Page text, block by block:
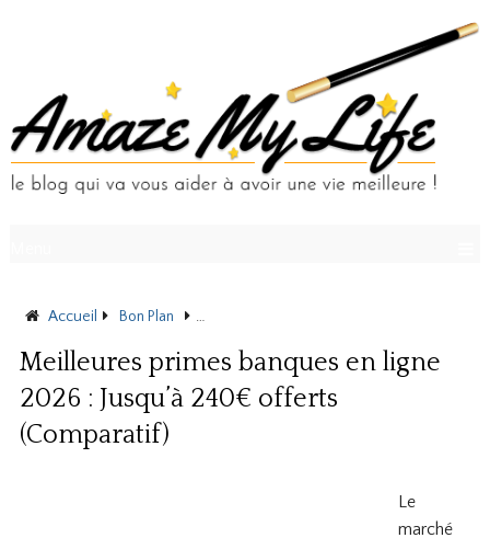
Accueil Bon Plan Meilleures primes banques en ligne 2026 :
Meilleures primes banques en ligne
2026 : Jusqu’à 240€ offerts
(Comparatif)
Le
marché